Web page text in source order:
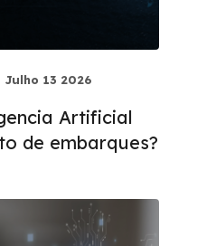
Julho 13 2026
Artificial
de embarques?